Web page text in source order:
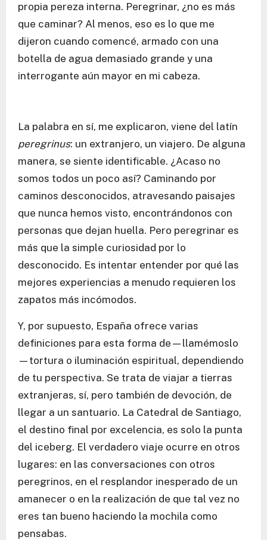
propia pereza interna. Peregrinar, ¿no es más
que caminar? Al menos, eso es lo que me
dijeron cuando comencé, armado con una
botella de agua demasiado grande y una
interrogante aún mayor en mi cabeza.
La palabra en sí, me explicaron, viene del latín
peregrinus: un extranjero, un viajero. De alguna
manera, se siente identificable. ¿Acaso no
somos todos un poco así? Caminando por
caminos desconocidos, atravesando paisajes
que nunca hemos visto, encontrándonos con
personas que dejan huella. Pero peregrinar es
más que la simple curiosidad por lo
desconocido. Es intentar entender por qué las
mejores experiencias a menudo requieren los
zapatos más incómodos.
Y, por supuesto, España ofrece varias
definiciones para esta forma de—llamémoslo
—tortura o iluminación espiritual, dependiendo
de tu perspectiva. Se trata de viajar a tierras
extranjeras, sí, pero también de devoción, de
llegar a un santuario. La Catedral de Santiago,
el destino final por excelencia, es solo la punta
del iceberg. El verdadero viaje ocurre en otros
lugares: en las conversaciones con otros
peregrinos, en el resplandor inesperado de un
amanecer o en la realización de que tal vez no
eres tan bueno haciendo la mochila como
pensabas.